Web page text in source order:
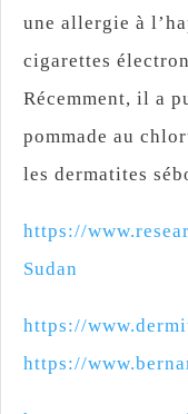
une allergie à
cigarettes
Récemment, il a
pommade au
les dermatites
https://
Sudan
https://
https://